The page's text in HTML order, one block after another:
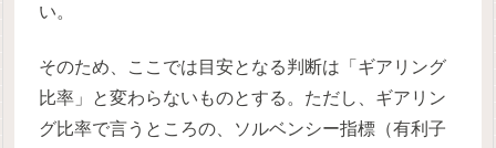
い。
そのため、ここでは目安となる判断は「ギアリング
比率」と変わらないものとする。ただし、ギアリン
グ比率で言うところの、ソルベンシー指標（有利子